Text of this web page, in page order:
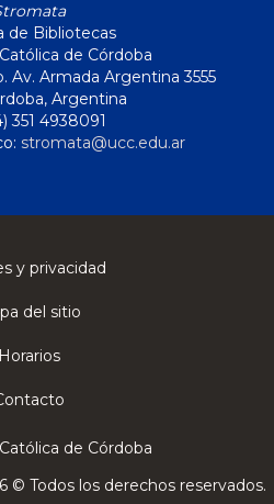
de Bibliotecas
de Córdoba
Av. Armada Argentina 3555
Argentina
351 4938091
stromata@ucc.edu.ar
y privacidad
del sitio
Horarios
de Córdoba
© Todos los derechos reservados.